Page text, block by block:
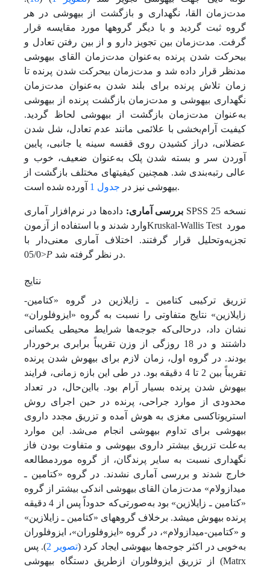
مدت‌زمان القا، نگهداری و بازگشت از بیهوشی در هر
گروه ثبت گردید و با دیگر گروه‏ها مورد مقایسه قرار
گرفت. مدت‌زمان بین تجویز دارو و از بین رفتن تعادل و
بی‏حرکت شدن پرنده به‌عنوان مدت‌زمان القای بیهوشی
مدنظر قرار داده شد و مدت‌زمان بی‏حرکت شدن پرنده تا
زمان تلاش پرنده برای بلند شدن به‌عنوان مدت‌زمان
نگهداری بیهوشی و مدت‌زمان بازگشت پرنده از بیهوشی
به‌عنوان مدت‌زمان بازگشت از بیهوشی لحاظ گردید.
کیفیت آرام‌بخشی با علائمی مانند عدم تعادل، شل شدن
عضلانی، دراز کشیدن روی قفسه سینه یا جانبی، پایین
آوردن سر و بسته شدن پلک به‌عنوان ضعیف، خوب و
عالی رتبه‌بندی شد. همچنین کیفیت‏های مختلف بازگشت از
بیهوشی نیز در جدول 1 آورده شده است.
بررسی آماری:داده‌ها در نرم‌افزار آماری SPSS نسخه 25
وارد شدند و با استفاده از آزمون‌Kruskal-Wallis Test مورد
تجزیه‌وتحلیل قرار گرفتند. اختلاف آماری معنی‌دار با
05/0>P در نظر گرفته شد.
نتایج
تزریق ترکیبی کتامین ـ زایلازین در گروه «کتامین-
زایلازین» نتایج متفاوتی را نسبت به گروه «ایزوفلوران»
نشان داد، درحالی‌که جوجه‌ها شرایط محیطی یکسانی
داشتند و در 18 روزگی از وزن تقریباً برابری برخوردار
بودند. در گروه اول، زمان لازم برای بیهوش شدن پرنده
تقریباً بین 2 تا 4 دقیقه بود. در طی این بازه زمانی، فرایند
بیهوش شدن پرنده بسیار آرام بود. با‌این‌حال، در تعداد
محدودی از موارد جراحی، پرنده در حین اجرای روش
استریوتاکسی مغزی به هوش آمده و تزریق مجدد داروی
بیهوشی برای تداوم بیهوشی انجام می‌شد. این موارد
به‌علت تزریق بیشتر داروی بیهوشی و متفاوت بودن فاز
نگهداری نسبت به سایر پرندگان، از گروه مورد‌مطالعه
خارج شدند و بررسی آماری نشدند. در گروه «کتامین ـ
میدازولام» مدت‌زمان القای بیهوشی اندکی بیشتر از گروه
«کتامین ـ زایلازین» بود به‌صورتی‌که حدوداً پس از 4 دقیقه
پرنده بیهوش می‏شد. برخلاف گروه‏های «کتامین ـ زایلازین»
و «کتامین-میدازولام»، در گروه «ایزوفلوران»، ایزوفلوران
به‌خوبی در اکثر جوجه‌ها بیهوشی ایجاد کرد (تصویر 2
). پس
از تزریق ایزوفلوران ازطریق دستگاه بیهوشی (Matrx